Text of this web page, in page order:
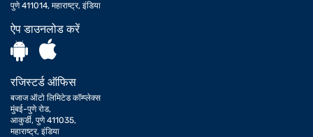
पुणे 411014, महाराष्ट्र, इंडिया
ऐप डाउनलोड करें
रजिस्टर्ड ऑफिस
बजाज ऑटो लिमिटेड कॉम्प्लेक्स
मुंबई-पुणे रोड,
आकुर्डी, पुणे 411035,
महाराष्ट्र, इंडिया